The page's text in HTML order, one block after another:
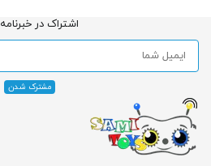
اشتراک در خبرنامه